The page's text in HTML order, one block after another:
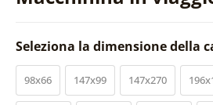
Seleziona la dimensione della
98x66 147x99 147x270